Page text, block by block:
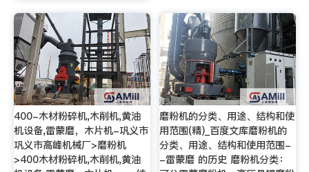
400-木材粉碎机,木削机,黄油
机设备,雷蒙磨，木片机-巩义市
巩义市高峰机械厂>磨粉机
>400木材粉碎机,木削机,黄油
磨粉机的分类、用途、结构和使
用范围(精)_百度文库磨粉机的
分类、用途、结构和使用范围-
-雷蒙磨 的历史 磨粉机分类：